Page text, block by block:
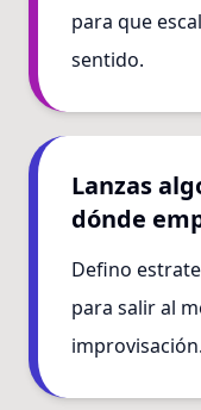
para que
sentido.
Lanzas
dónde
Defino
para salir al
improvisación.